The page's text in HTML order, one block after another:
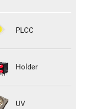
PLCC
Holder
UV